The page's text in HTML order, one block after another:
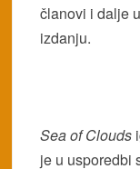
članovi i dalje
izdanju.
Sea of Clouds
je u usporedbi